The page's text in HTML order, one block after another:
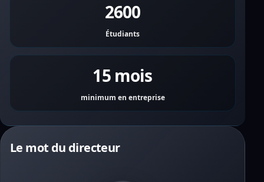
2600
Étudiants
15 mois
minimum en entreprise
Le mot du directeur